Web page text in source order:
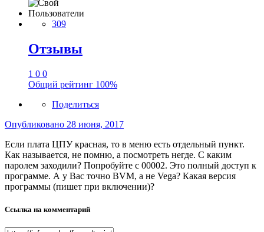
Пользователи
309
Отзывы
1 0 0
Общий рейтинг 100%
Поделиться
Опубликовано 28 июня, 2017
Если плата ЦПУ красная, то в меню есть отдельный пункт.
Как называется, не помню, а посмотреть негде. С каким
паролем заходили? Попробуйте с 00002. Это полный доступ к
программе. А у Вас точно BVM, а не Vega? Какая версия
программы (пишет при включении)?
Ссылка на комментарий